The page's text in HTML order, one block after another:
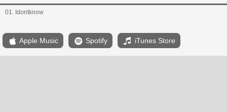
01. Idontknow
Apple Music Spotify iTunes Store